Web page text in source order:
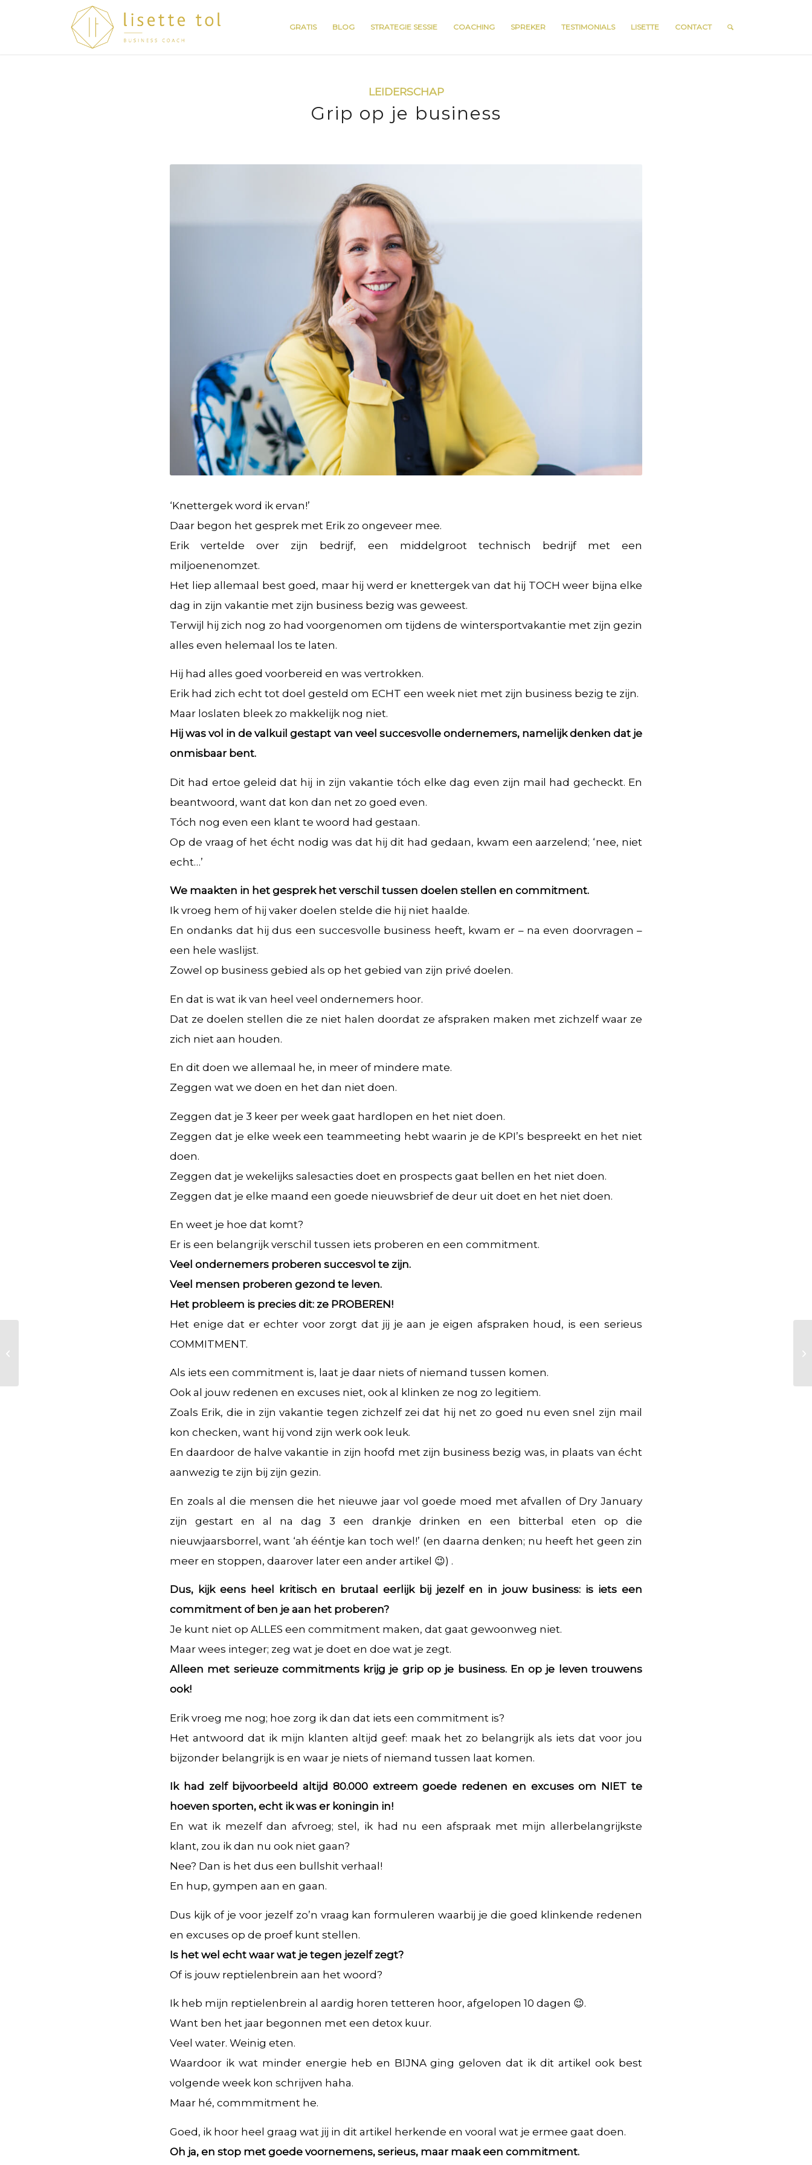
GRATIS BLOG STRATEGIE SESSIE COACHING SPREKER TESTIMONIALS LISETTE CONTACT
LEIDERSCHAP
Grip op je business
‘Knettergek word ik ervan!’
Daar begon het gesprek met Erik zo ongeveer mee.
Erik vertelde over zijn bedrijf, een middelgroot technisch bedrijf met een
miljoenenomzet.
Het liep allemaal best goed, maar hij werd er knettergek van dat hij TOCH weer bijna elke
dag in zijn vakantie met zijn business bezig was geweest.
Terwijl hij zich nog zo had voorgenomen om tijdens de wintersportvakantie met zijn gezin
alles even helemaal los te laten.
Hij had alles goed voorbereid en was vertrokken.
Erik had zich echt tot doel gesteld om ECHT een week niet met zijn business bezig te zijn.
Maar loslaten bleek zo makkelijk nog niet.
Hij was vol in de valkuil gestapt van veel succesvolle ondernemers, namelijk denken dat je
onmisbaar bent.
Dit had ertoe geleid dat hij in zijn vakantie tóch elke dag even zijn mail had gecheckt. En
beantwoord, want dat kon dan net zo goed even.
Tóch nog even een klant te woord had gestaan.
Op de vraag of het écht nodig was dat hij dit had gedaan, kwam een aarzelend; ‘nee, niet
echt…’
We maakten in het gesprek het verschil tussen doelen stellen en commitment.
Ik vroeg hem of hij vaker doelen stelde die hij niet haalde.
En ondanks dat hij dus een succesvolle business heeft, kwam er – na even doorvragen –
een hele waslijst.
Zowel op business gebied als op het gebied van zijn privé doelen.
En dat is wat ik van heel veel ondernemers hoor.
Dat ze doelen stellen die ze niet halen doordat ze afspraken maken met zichzelf waar ze
zich niet aan houden.
En dit doen we allemaal he, in meer of mindere mate.
Zeggen wat we doen en het dan niet doen.
Zeggen dat je 3 keer per week gaat hardlopen en het niet doen.
Zeggen dat je elke week een teammeeting hebt waarin je de KPI’s bespreekt en het niet
doen.
Zeggen dat je wekelijks salesacties doet en prospects gaat bellen en het niet doen.
Zeggen dat je elke maand een goede nieuwsbrief de deur uit doet en het niet doen.
En weet je hoe dat komt?
Er is een belangrijk verschil tussen iets proberen en een commitment.
Veel ondernemers proberen succesvol te zijn.
Veel mensen proberen gezond te leven.
Het probleem is precies dit: ze PROBEREN!
Het enige dat er echter voor zorgt dat jij je aan je eigen afspraken houd, is een serieus
COMMITMENT.
Als iets een commitment is, laat je daar niets of niemand tussen komen.
Ook al jouw redenen en excuses niet, ook al klinken ze nog zo legitiem.
Zoals Erik, die in zijn vakantie tegen zichzelf zei dat hij net zo goed nu even snel zijn mail
kon checken, want hij vond zijn werk ook leuk.
En daardoor de halve vakantie in zijn hoofd met zijn business bezig was, in plaats van écht
aanwezig te zijn bij zijn gezin.
En zoals al die mensen die het nieuwe jaar vol goede moed met afvallen of Dry January
zijn gestart en al na dag 3 een drankje drinken en een bitterbal eten op die
nieuwjaarsborrel, want ‘ah ééntje kan toch wel!’ (en daarna denken; nu heeft het geen zin
meer en stoppen, daarover later een ander artikel 😉) .
Dus, kijk eens heel kritisch en brutaal eerlijk bij jezelf en in jouw business: is iets een
commitment of ben je aan het proberen?
Je kunt niet op ALLES een commitment maken, dat gaat gewoonweg niet.
Maar wees integer; zeg wat je doet en doe wat je zegt.
Alleen met serieuze commitments krijg je grip op je business. En op je leven trouwens
ook!
Erik vroeg me nog; hoe zorg ik dan dat iets een commitment is?
Het antwoord dat ik mijn klanten altijd geef: maak het zo belangrijk als iets dat voor jou
bijzonder belangrijk is en waar je niets of niemand tussen laat komen.
Ik had zelf bijvoorbeeld altijd 80.000 extreem goede redenen en excuses om NIET te
hoeven sporten, echt ik was er koningin in!
En wat ik mezelf dan afvroeg; stel, ik had nu een afspraak met mijn allerbelangrijkste
klant, zou ik dan nu ook niet gaan?
Nee? Dan is het dus een bullshit verhaal!
En hup, gympen aan en gaan.
Dus kijk of je voor jezelf zo’n vraag kan formuleren waarbij je die goed klinkende redenen
en excuses op de proef kunt stellen.
Is het wel echt waar wat je tegen jezelf zegt?
Of is jouw reptielenbrein aan het woord?
Ik heb mijn reptielenbrein al aardig horen tetteren hoor, afgelopen 10 dagen 😉.
Want ben het jaar begonnen met een detox kuur.
Veel water. Weinig eten.
Waardoor ik wat minder energie heb en BIJNA ging geloven dat ik dit artikel ook best
volgende week kon schrijven haha.
Maar hé, commmitment he.
Goed, ik hoor heel graag wat jij in dit artikel herkende en vooral wat je ermee gaat doen.
Oh ja, en stop met goede voornemens, serieus, maar maak een commitment.